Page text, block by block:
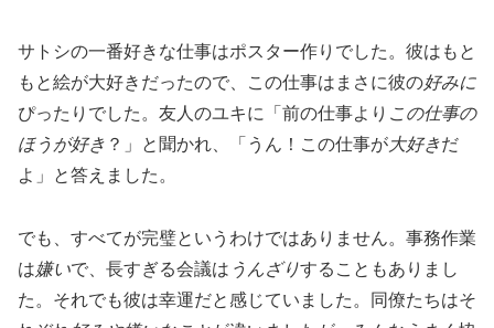
サトシの一番好きな仕事はポスター作りでした。彼はもと
もと絵が大好きだったので、この仕事はまさに彼の好みに
ぴったりでした。友人のユキに「前の仕事より この仕事の
ほうが好き ？」と聞かれ、「うん！この仕事が大好きだ
よ」と答えました。
でも、すべてが完璧というわけではありません。事務作業
は嫌いで、長すぎる会議は うんざりすることもありまし
た。それでも彼は幸運だと感じていました。同僚たちはそ